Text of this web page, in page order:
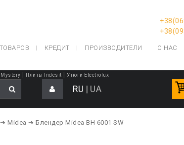
КРЕДИТ ПРОИЗВОДИТЕЛИ О НАС
Плиты Indesit Утюги Electrolux
RU | UA
➔ Midea ➔ Блендер Midea BH 6001 SW